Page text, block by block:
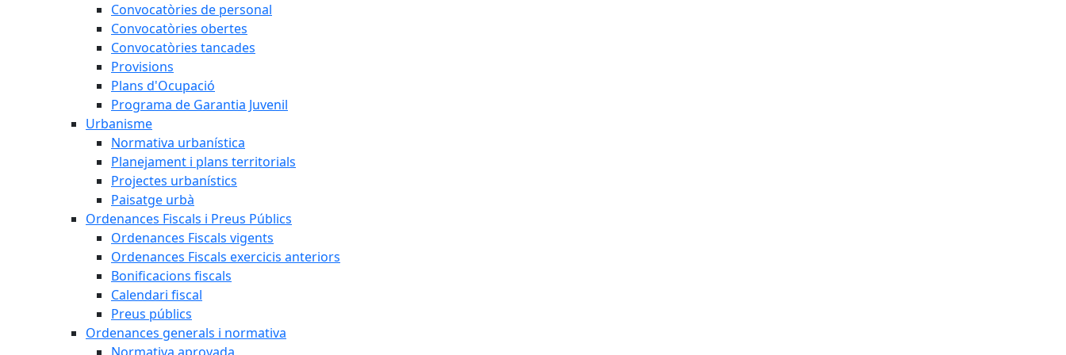
Convocatòries de personal
Convocatòries obertes
Convocatòries tancades
Provisions
Plans d'Ocupació
Programa de Garantia Juvenil
Urbanisme
Normativa urbanística
Planejament i plans territorials
Projectes urbanístics
Paisatge urbà
Ordenances Fiscals i Preus Públics
Ordenances Fiscals vigents
Ordenances Fiscals exercicis anteriors
Bonificacions fiscals
Calendari fiscal
Preus públics
Ordenances generals i normativa